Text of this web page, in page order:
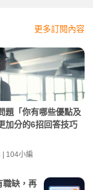
更多訂閱內容
題「你有哪些優點及
加分的6招回答技巧
104小編
職缺，再